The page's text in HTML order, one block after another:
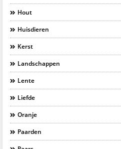
Hout
Huisdieren
Kerst
Landschappen
Lente
Liefde
Oranje
Paarden